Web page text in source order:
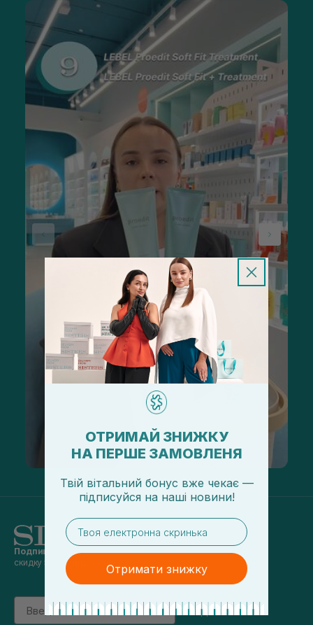
Подпишись на наши новостии получай
скидку 5% на первый заказ
Email
підписатись
ОТРИМАЙ ЗНИЖКУ
НА ПЕРШЕ ЗАМОВЛЕНЯ
Твій вітальний бонус вже чекає —
підписуйся на наші новини!
email
Отримати знижку